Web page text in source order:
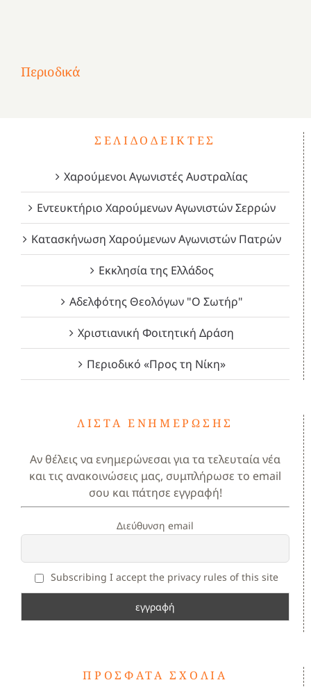
Περιοδικά
1821
Δεκέμβριος
2023!
Μάιος
2023!
Μάρτιος
2023!
ΣΕΛΙΔΟΔΕΊΚΤΕΣ
Χαρούμενοι Αγωνιστές Αυστραλίας
Εντευκτήριο Χαρούμενων Αγωνιστών Σερρών
Κατασκήνωση Χαρούμενων Αγωνιστών Πατρών
Εκκλησία της Ελλάδος
Αδελφότης Θεολόγων "Ο Σωτήρ"
Χριστιανική Φοιτητική Δράση
Περιοδικό «Προς τη Νίκη»
ΛΊΣΤΑ ΕΝΗΜΈΡΩΣΗΣ
Αν θέλεις να ενημερώνεσαι για τα τελευταία νέα
και τις ανακοινώσεις μας, συμπλήρωσε το email
σου και πάτησε εγγραφή!
Διεύθυνση email
Subscribing I accept the privacy rules of this site
ΠΡΌΣΦΑΤΑ ΣΧΌΛΙΑ